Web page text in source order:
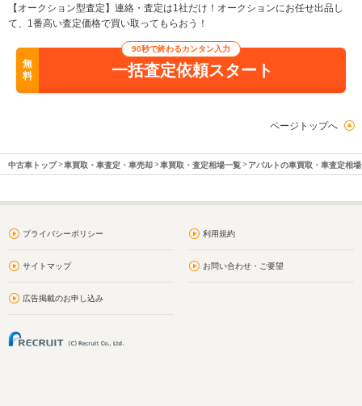
【オークション型査定】連絡・査定は1社だけ！オークションにお任せ出品し
て、1番高い査定価格で買い取ってもらおう！
無
料
90秒で終わるカンタン入力
一括査定依頼スタート
ページトップへ
中古車トップ 車買取・車査定・車売却 車買取・査定相場一覧 アバルトの車買取・車査定相
プライバシーポリシー 利用規約
サイトマップ お問い合わせ・ご要望
広告掲載のお申し込み